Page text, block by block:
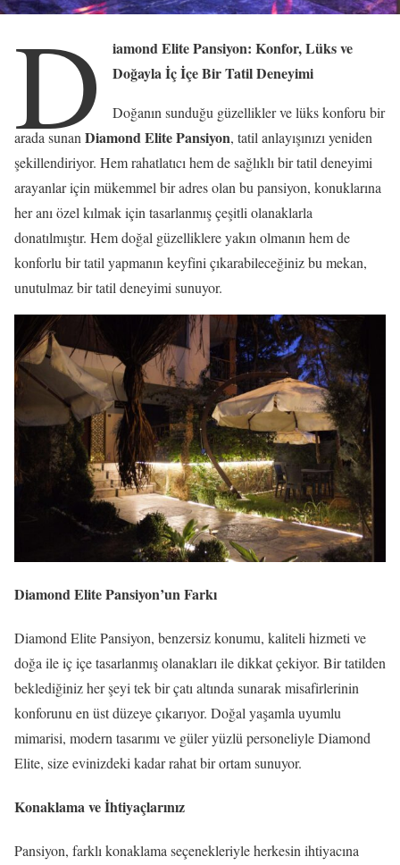
D
iamond Elite Pansiyon: Konfor, Lüks ve
Doğayla İç İçe Bir Tatil Deneyimi
Doğanın sunduğu güzellikler ve lüks konforu bir
arada sunan Diamond Elite Pansiyon, tatil anlayışınızı yeniden
şekillendiriyor. Hem rahatlatıcı hem de sağlıklı bir tatil deneyimi
arayanlar için mükemmel bir adres olan bu pansiyon, konuklarına
her anı özel kılmak için tasarlanmış çeşitli olanaklarla
donatılmıştır. Hem doğal güzelliklere yakın olmanın hem de
konforlu bir tatil yapmanın keyfini çıkarabileceğiniz bu mekan,
unutulmaz bir tatil deneyimi sunuyor.
Diamond Elite Pansiyon’un Farkı
Diamond Elite Pansiyon, benzersiz konumu, kaliteli hizmeti ve
doğa ile iç içe tasarlanmış olanakları ile dikkat çekiyor. Bir tatilden
beklediğiniz her şeyi tek bir çatı altında sunarak misafirlerinin
konforunu en üst düzeye çıkarıyor. Doğal yaşamla uyumlu
mimarisi, modern tasarımı ve güler yüzlü personeliyle Diamond
Elite, size evinizdeki kadar rahat bir ortam sunuyor.
Konaklama ve İhtiyaçlarınız
Pansiyon, farklı konaklama seçenekleriyle herkesin ihtiyacına